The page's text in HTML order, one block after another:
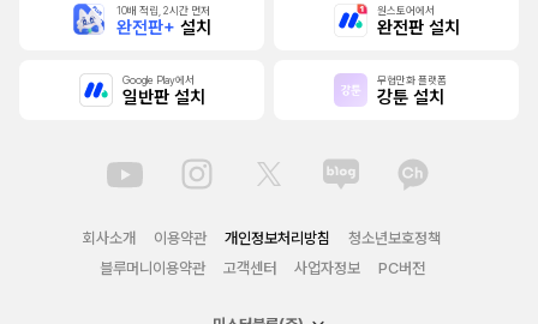
10배 적립, 2시간 먼저
완전판+ 설치
원스토어에서
완전판 설치
Google Play에서
일반판 설치
무협만화 플랫폼
강툰 설치
회사소개 이용약관 개인정보처리방침
청소년보호정책
블루머니이용약관
고객센터 사업자정보 PC버전